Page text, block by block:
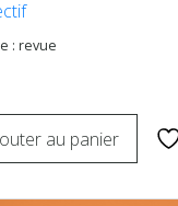
: revue
au panier